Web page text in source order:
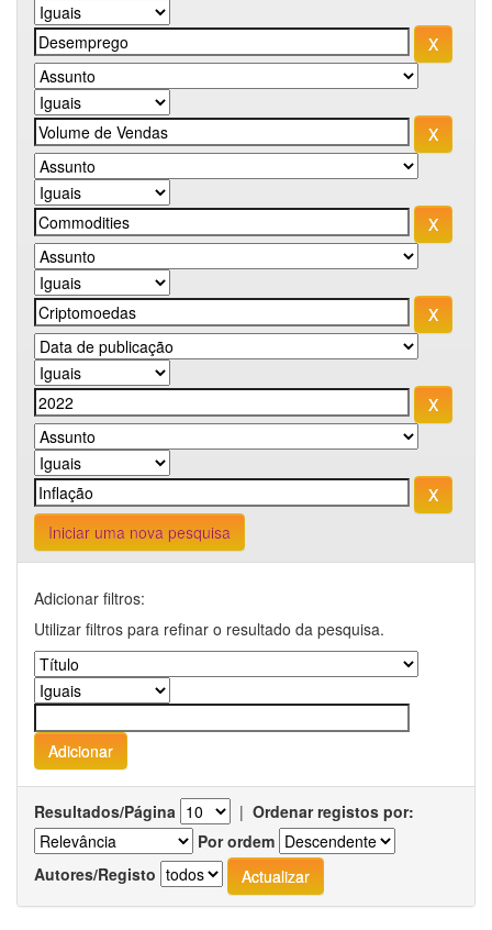
Iniciar uma nova pesquisa
Adicionar filtros:
Utilizar filtros para refinar o resultado da pesquisa.
Resultados/Página | Ordenar registos por:
Por ordem
Autores/Registo